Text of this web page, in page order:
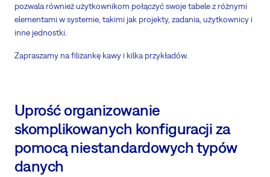
pozwala również użytkownikom połączyć swoje tabele z różnymi
elementami w systemie, takimi jak projekty, zadania, użytkownicy i
inne jednostki.
Zapraszamy na filiżankę kawy i kilka przykładów.
Uprość organizowanie
skomplikowanych konfiguracji za
pomocą niestandardowych typów
danych